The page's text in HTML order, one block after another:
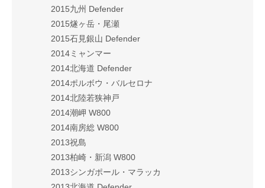
2015九州 Defender
2015燧ヶ岳・尾瀬
2015石見銀山 Defender
2014ミャンマー
2014北海道 Defender
2014ポルボウ・バルセロナ
2014北陸若狭神戸
2014潮岬 W800
2014南房総 W800
2013祝島
2013柏崎・新潟 W800
2013シンガポール・マラッカ